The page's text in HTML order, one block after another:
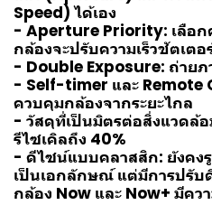
Speed) ได้เอง
- Aperture Priority: เลือก
กล้องจะปรับความเร็วชัตเต
- Double Exposure: ถ่าย
- Self-timer และ Remote
ควบคุมกล้องจากระยะไกล
- วัสดุที่เป็นมิตรต่อสิ่งแวดล้
รีไซเคิลถึง 40%
- ดีไซน์แบบคลาสสิก: ยังค
เป็นเอกลักษณ์ แต่มีการปรับ
กล้อง Now และ Now+ มีค